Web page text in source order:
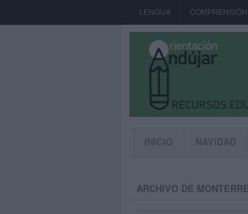
LENGUA
INICIO NAVIDAD
ARCHIVO DE